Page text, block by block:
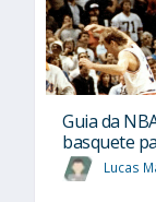
Guia da
basquete
Lucas